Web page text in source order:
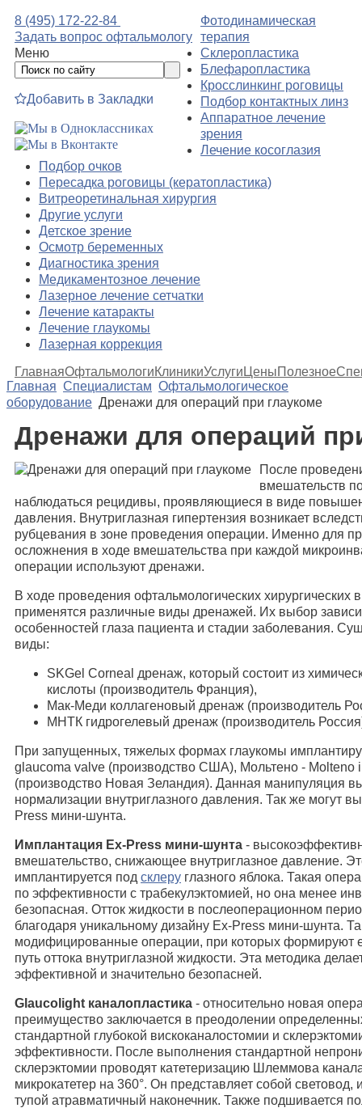
8 (495) 172-22-84
Задать вопрос офтальмологу
Меню
Добавить в Закладки
Фотодинамическая
терапия
Склеропластика
Блефаропластика
Кросслинкинг роговицы
Подбор контактных линз
Аппаратное лечение
зрения
Лечение косоглазия
Подбор очков
Пересадка роговицы (кератопластика)
Витреоретинальная хирургия
Другие услуги
Детское зрение
Осмотр беременных
Диагностика зрения
Медикаментозное лечение
Лазерное лечение сетчатки
Лечение катаракты
Лечение глаукомы
Лазерная коррекция
ГлавнаяОфтальмологиКлиникиУслуги ЦеныПолезное
Главная Специалистам Офтальмологическое
оборудование Дренажи для операций при глаукоме
Дренажи для операций
После
вмешательств
наблюдаться рецидивы, проявляющиеся в виде
давления. Внутриглазная гипертензия возникает
рубцевания в зоне проведения операции. Именно для
осложнения в ходе вмешательства при каждой
операции используют дренажи.
В ходе проведения офтальмологических хирургических
применятся различные виды дренажей. Их выбор
особенностей глаза пациента и стадии заболевания.
виды:
SKGel Corneal дренаж, который состоит из
кислоты (производитель Франция),
Мак-Меди коллагеновый дренаж (производитель
МНТК гидрогелевый дренаж (производитель
При запущенных, тяжелых формах глаукомы
glaucoma valve (производство США), Мольтено - Molteno
(производство Новая Зеландия). Данная манипуляция
нормализации внутриглазного давления. Так же могут
Press мини-шунта.
Имплантация Ex-Press мини-шунта -
вмешательство, снижающее внутриглазное давление.
имплантируется под склеру глазного яблока. Такая
по эффективности с трабекулэктомией, но она менее
безопасная. Отток жидкости в послеоперационном
благодаря уникальному дизайну Ex-Press мини-шунта.
модифицированные операции, при которых формируют
путь оттока внутриглазной жидкости. Эта методика
эффективной и значительно безопасней.
Glaucolight каналопластика - относительно новая
преимущество заключается в преодолении
стандартной глубокой вискоканалостомии и
эффективности. После выполнения стандартной
склерэктомии проводят катетеризацию Шлеммова
микрокатетер на 360°. Он представляет собой
тупой атравматичный наконечник. Также подшивается